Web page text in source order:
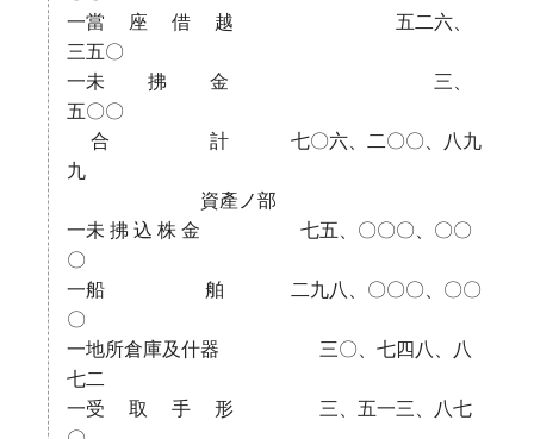
一當 座 借 越 五二六、
三五〇
一未 拂 金 三、
五〇〇
合 計 七〇六、二〇〇、八九
九
資產ノ部
一未 拂 込 株 金 七五、〇〇〇、〇〇
〇
一船 舶 二九八、〇〇〇、〇〇
〇
一地所倉庫及什器 三〇、七四八、八
七二
一受 取 手 形 三、五一三、八七